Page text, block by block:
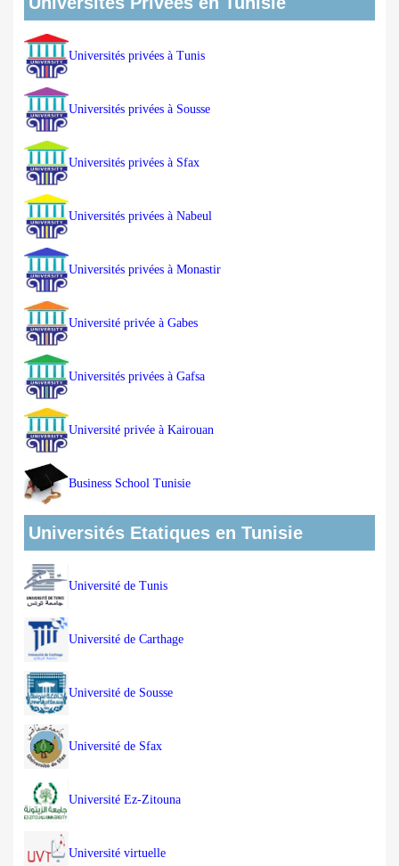
Universités privées à Tunis
Universités privées à Sousse
Universités privées à Sfax
Universités privées à Nabeul
Universités privées à Monastir
Université privée à Gabes
Universités privées à Gafsa
Université privée à Kairouan
Business School Tunisie
Universités Etatiques en Tunisie
Université de Tunis
Université de Carthage
Université de Sousse
Université de Sfax
Université Ez-Zitouna
Université virtuelle